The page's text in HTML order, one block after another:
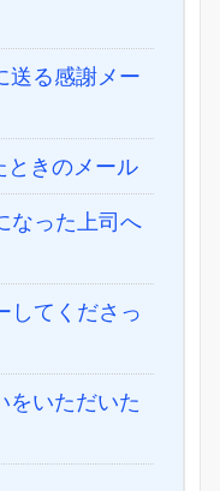
る感謝メー
きのメール
った上司へ
てくださっ
いただいた